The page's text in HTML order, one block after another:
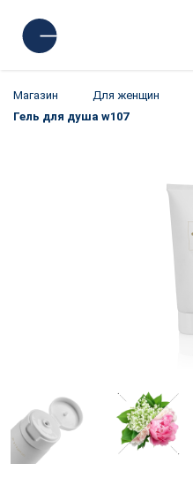
Магазин Для женщин
Гель для душа w107